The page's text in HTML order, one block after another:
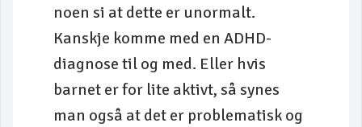
noen si at dette er unormalt.
Kanskje komme med en ADHD-
diagnose til og med. Eller hvis
barnet er for lite aktivt, så synes
man også at det er problematisk og